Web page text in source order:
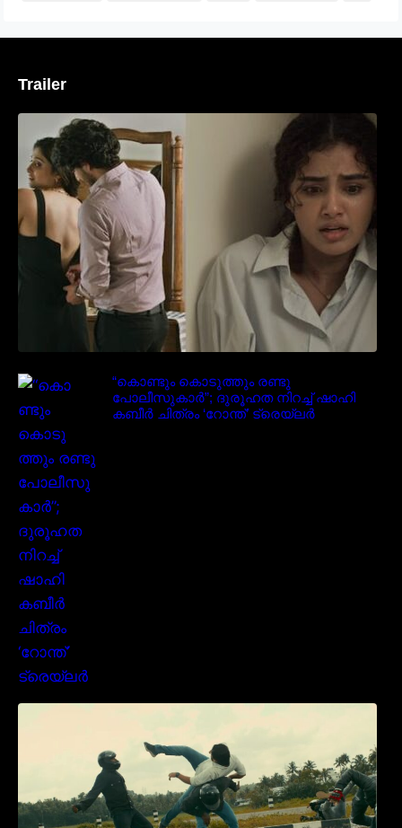
Trailer
‘മരീചിക’യുമായി അനുപമ പരമേശ്വരൻ;
മിസ്റ്ററി ത്രില്ലർ ട്രെയിലർ
വൈറലാകുന്നു..
“കൊണ്ടും കൊടുത്തും രണ്ടു
പോലീസുകാർ”; ദുരൂഹത നിറച്ച് ഷാഹി
കബീർ ചിത്രം ‘റോന്ത്’ ട്രെയ്‌ലർ